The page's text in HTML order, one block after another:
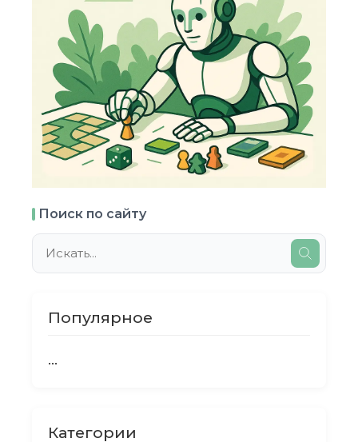
Поиск по сайту
Популярное
...
Категории